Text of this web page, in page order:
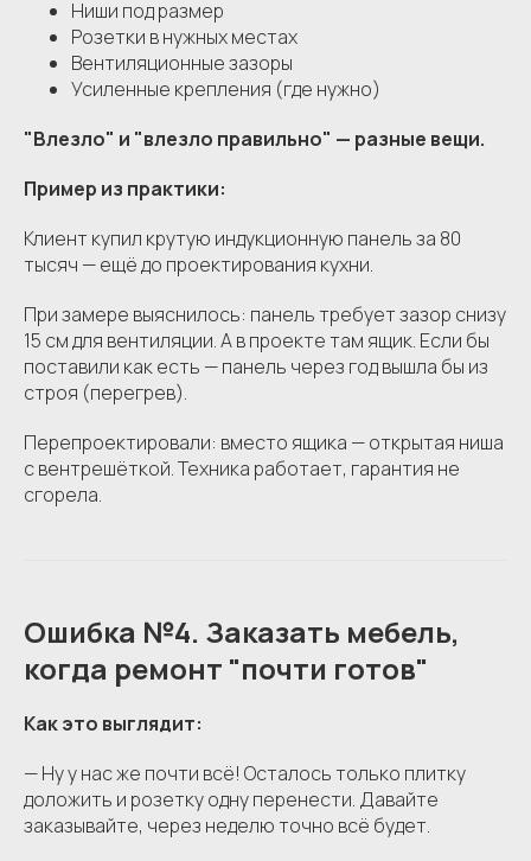
Ниши под размер
Розетки в нужных местах
Вентиляционные зазоры
Усиленные крепления (где нужно)
"Влезло" и "влезло правильно" — разные вещи.
Пример из практики:
Клиент купил крутую индукционную панель за 80
тысяч — ещё до проектирования кухни.
При замере выяснилось: панель требует зазор снизу
15 см для вентиляции. А в проекте там ящик. Если бы
поставили как есть — панель через год вышла бы из
строя (перегрев).
Перепроектировали: вместо ящика — открытая ниша
с вентрешёткой. Техника работает, гарантия не
сгорела.
Ошибка №4. Заказать мебель,
когда ремонт "почти готов"
Как это выглядит:
— Ну у нас же почти всё! Осталось только плитку
доложить и розетку одну перенести. Давайте
заказывайте, через неделю точно всё будет.